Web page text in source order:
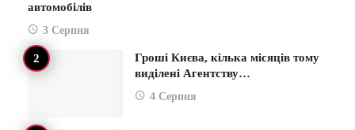
автомобілів
3 Серпня
Гроші Києва, кілька місяців тому
виділені Агентству…
4 Серпня